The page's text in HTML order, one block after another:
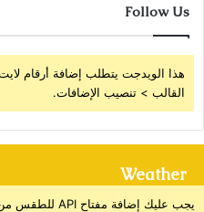
Follow Us
هذا الويدجت يتطلب إضافة أرقام
القالب > تنصيب الإضافات.
Weather
يجب عليك إضافة مفتاح API للطقس من خلال صفحة إعدادات القالب > الدمج